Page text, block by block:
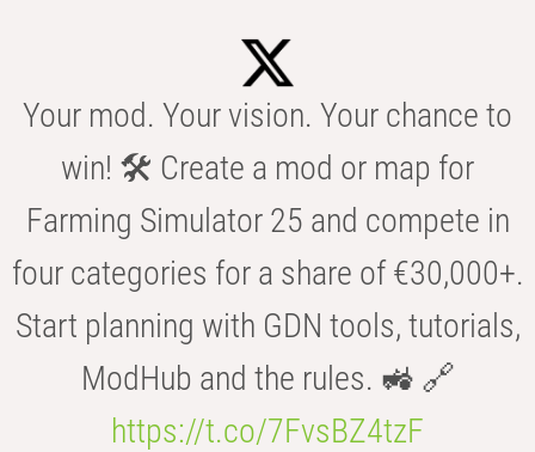
Your mod. Your vision. Your chance to
win! 🛠️ Create a mod or map for
Farming Simulator 25 and compete in
four categories for a share of €30,000+.
Start planning with GDN tools, tutorials,
ModHub and the rules. 🚜 🔗
https://t.co/7FvsBZ4tzF